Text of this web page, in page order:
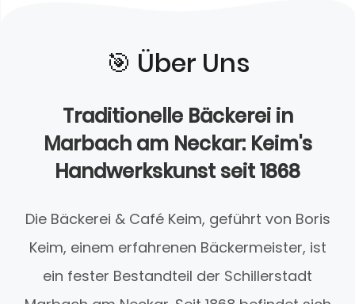
🎯️ Über Uns
Traditionelle Bäckerei in
Marbach am Neckar: Keim's
Handwerkskunst seit 1868
Die Bäckerei & Café Keim, geführt von Boris
Keim, einem erfahrenen Bäckermeister, ist
ein fester Bestandteil der Schillerstadt